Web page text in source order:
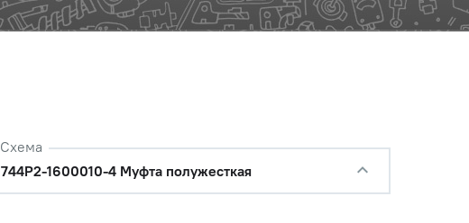
Схема
744Р2-1600010-4 Муфта полужесткая